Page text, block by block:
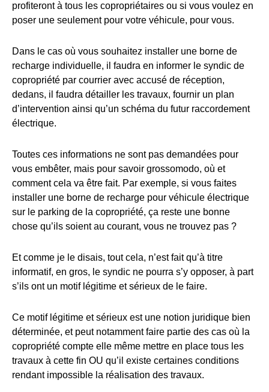
profiteront à tous les copropriétaires ou si vous voulez en
poser une seulement pour votre véhicule, pour vous.
Dans le cas où vous souhaitez installer une borne de
recharge individuelle, il faudra en informer le syndic de
copropriété par courrier avec accusé de réception,
dedans, il faudra détailler les travaux, fournir un plan
d’intervention ainsi qu’un schéma du futur raccordement
électrique.
Toutes ces informations ne sont pas demandées pour
vous embêter, mais pour savoir grossomodo, où et
comment cela va être fait. Par exemple, si vous faites
installer une borne de recharge pour véhicule électrique
sur le parking de la copropriété, ça reste une bonne
chose qu’ils soient au courant, vous ne trouvez pas ?
Et comme je le disais, tout cela, n’est fait qu’à titre
informatif, en gros, le syndic ne pourra s’y opposer, à part
s’ils ont un motif légitime et sérieux de le faire.
Ce motif légitime et sérieux est une notion juridique bien
déterminée, et peut notamment faire partie des cas où la
copropriété compte elle même mettre en place tous les
travaux à cette fin OU qu’il existe certaines conditions
rendant impossible la réalisation des travaux.